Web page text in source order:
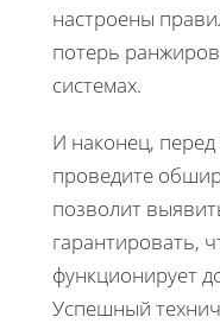
настроены
потерь
системах.
И наконец, перед
проведите
позволит
гарантировать,
функционирует
Успешный